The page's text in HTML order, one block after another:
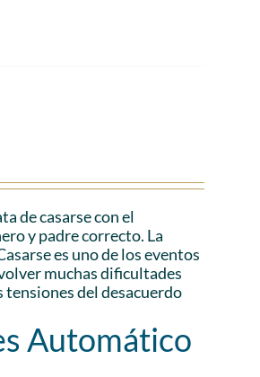
de casarse con el
y padre correcto. La
es uno de los eventos
muchas dificultades
tensiones del desacuerdo
Automático